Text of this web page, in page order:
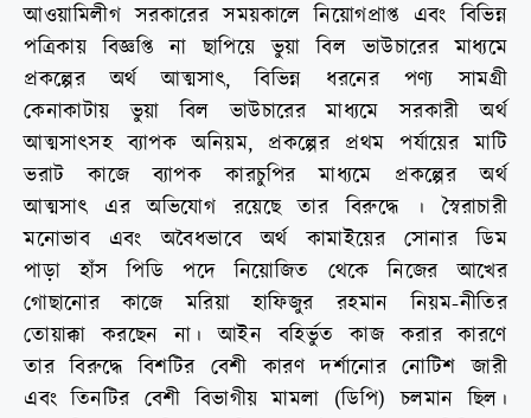
আওয়ামিলীগ সরকারের সময়কালে নিয়োগপ্রাপ্ত এবং বিভিন্ন
পত্রিকায় বিজ্ঞপ্তি না ছাপিয়ে ভুয়া বিল ভাউচারের মাধ্যমে
প্রকল্পের অর্থ আত্মসাৎ, বিভিন্ন ধরনের পণ্য সামগ্রী
কেনাকাটায় ভুয়া বিল ভাউচারের মাধ্যমে সরকারী অর্থ
আত্মসাৎসহ ব্যাপক অনিয়ম, প্রকল্পের প্রথম পর্যায়ের মাটি
ভরাট কাজে ব্যাপক কারচুপির মাধ্যমে প্রকল্পের অর্থ
আত্মসাৎ এর অভিযোগ রয়েছে তার বিরুদ্ধে । স্বৈরাচারী
মনোভাব এবং অবৈধভাবে অর্থ কামাইয়ের সোনার ডিম
পাড়া হাঁস পিডি পদে নিয়োজিত থেকে নিজের আখের
গোছানোর কাজে মরিয়া হাফিজুর রহমান নিয়ম-নীতির
তোয়াক্কা করছেন না। আইন বহির্ভুত কাজ করার কারণে
তার বিরুদ্ধে বিশটির বেশী কারণ দর্শানোর নোটিশ জারী
এবং তিনটির বেশী বিভাগীয় মামলা (ডিপি) চলমান ছিল।